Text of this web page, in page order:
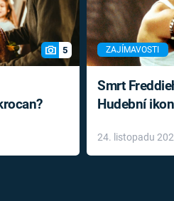
5 ZAJÍMAVOSTI
Smrt
Hudební
léky
24. listopadu